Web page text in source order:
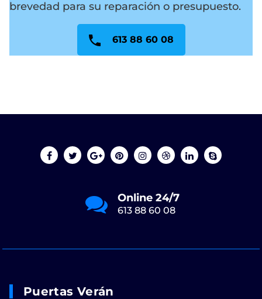
brevedad para su reparación o presupuesto.
613 88 60 08
Online 24/7
613 88 60 08
Puertas Verán